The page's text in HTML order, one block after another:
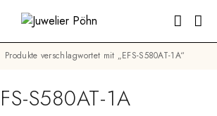
Produkte verschlagwortet mit „EFS-S580AT-1A“
S580AT-1A